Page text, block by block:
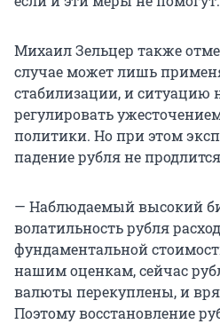
Михаил Зельцер также
случае может лишь
стабилизации, и ситуацию
регулировать
политики. Но при этом
падение рубля не
— Наблюдаемый высокий
волатильность рубля
фундаментальной
нашим оценкам, сейчас
валюты перекуплены, и
Поэтому восстановление